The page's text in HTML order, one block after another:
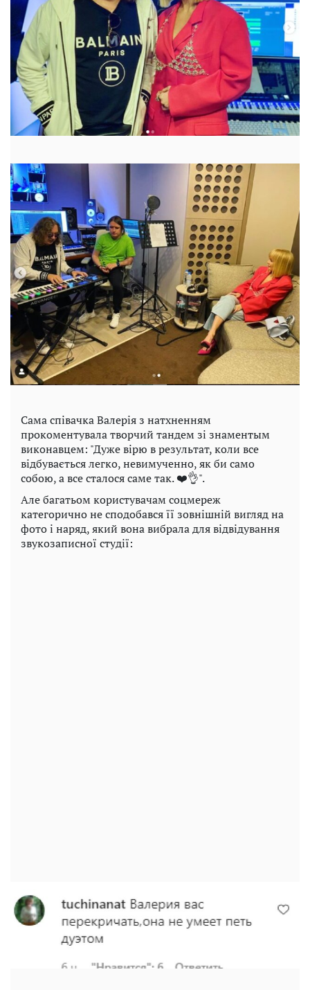
Сама співачка Валерія з натхненням
прокоментувала творчий тандем зі знаментым
виконавцем: "Дуже вірю в результат, коли все
відбувається легко, невимученно, як би само
собою, а все сталося саме так. ❤️👌".
Але багатьом користувачам соцмереж
категорично не сподобався її зовнішній вигляд на
фото і наряд, який вона вибрала для відвідування
звукозаписної студії: